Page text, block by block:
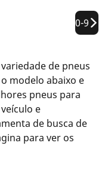
0-9
de pneus
modelo abaixo e
pneus para
e
de busca de
para ver os